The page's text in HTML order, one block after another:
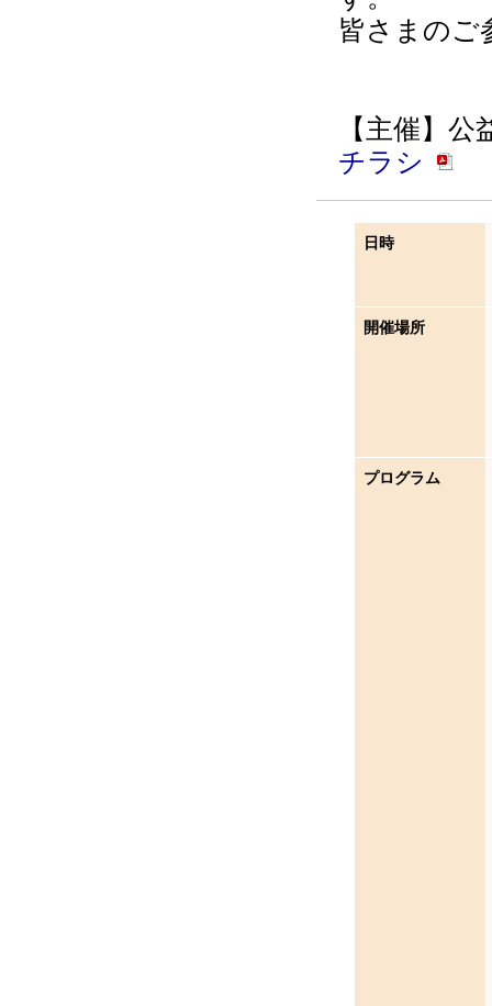
皆さまのご
【主催】
チラシ
日時
開催場所
プログラム